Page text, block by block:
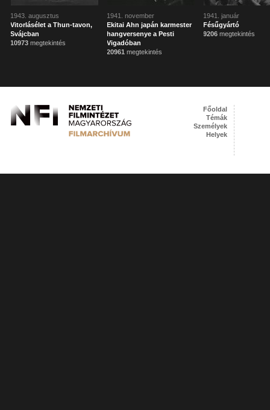
1943. augusztus
Vitorlásélet a Thun-tavon,
Svájcban
10973 megtekintés
1941. november
Ekitai Ahn japán karmester
hangversenye a Pesti
Vigadóban
20961 megtekintés
1941. január
Fésűgyártó
9206 megtekintés
Főoldal
Témák
Személyek
Helyek